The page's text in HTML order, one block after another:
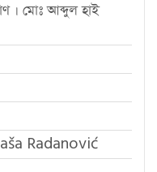
। মোঃ আব্দুল হাই
Radanović